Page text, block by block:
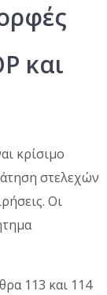
και
κρίσιμο
στελεχών
Οι
113 και 114